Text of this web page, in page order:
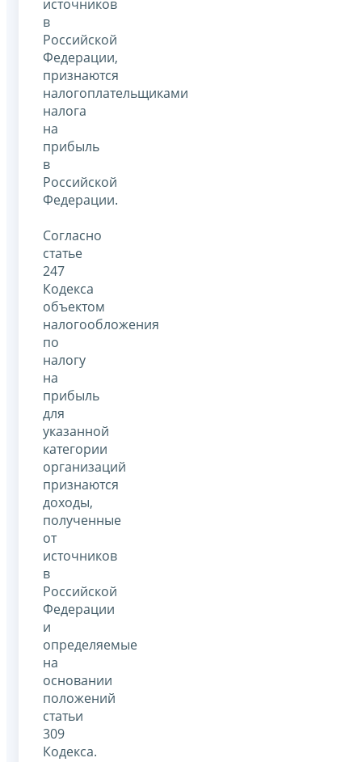
источников
в
Российской
Федерации,
признаются
налогоплательщиками
налога
на
прибыль
в
Российской
Федерации.
Согласно
статье
247
Кодекса
объектом
налогообложения
по
налогу
на
прибыль
для
указанной
категории
организаций
признаются
доходы,
полученные
от
источников
в
Российской
Федерации
и
определяемые
на
основании
положений
статьи
309
Кодекса.